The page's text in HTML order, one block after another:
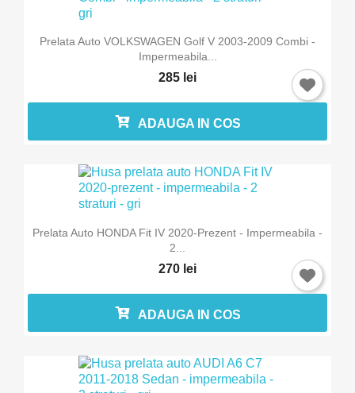
Prelata Auto VOLKSWAGEN Golf V 2003-2009 Combi -
Impermeabila...
285 lei
ADAUGA IN COS
Prelata Auto HONDA Fit IV 2020-Prezent - Impermeabila -
2...
270 lei
ADAUGA IN COS